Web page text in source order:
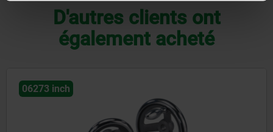
D'autres clients ont
également acheté
06273 inch